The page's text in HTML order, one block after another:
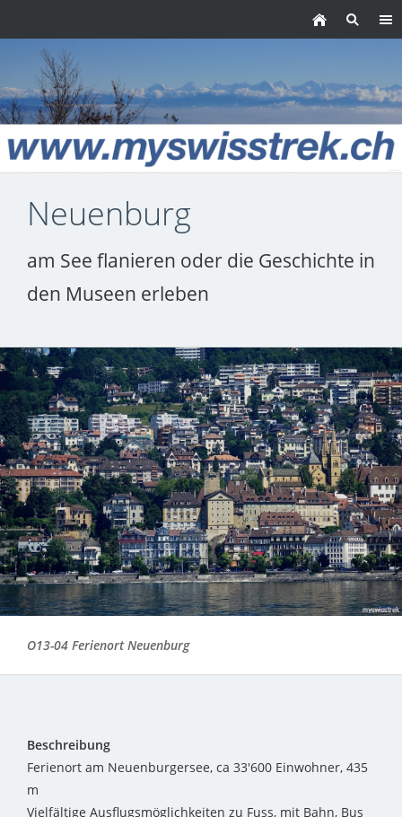
Neuenburg
am See flanieren oder die Geschichte in
den Museen erleben
O13-04 Ferienort Neuenburg
Beschreibung
Ferienort am Neuenburgersee, ca 33'600 Einwohner, 435
m
Vielfältige Ausflugsmöglichkeiten zu Fuss, mit Bahn, Bus